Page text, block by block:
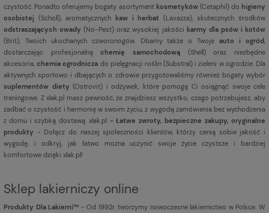
czystość. Ponadto oferujemy bogaty asortyment kosmetyków (Cetaphil) do higieny
osobistej (Scholl), aromatycznych kaw i herbat (Lavazza), skutecznych środków
odstraszających owady(No-Pest) oraz wysokiej jakości karmy dla psów i kotów
(Brit), Twoich ukochanych czworonogów. Dbamy także o Twojeauto i ogród
dostarczając profesjonalnąchemię samochodową (Shell) oraz niezbędne
akcesoria,chemia ogrodnicza do pielęgnacji roślin (Substral) i zieleni w ogrodzie. Dla
aktywnych sportowo i dbających o zdrowie przygotowaliśmy również bogaty wybór
suplementów diety (Ostrovit) i odżywek, które pomogą Ci osiągnąć swoje cele
treningowe. Z xlak.pl masz pewność, że znajdziesz wszystko, czego potrzebujesz, aby
zadbać o czystość i harmonię w swoim życiu, z wygodą zamówienia bez wychodzenia
z domu i szybką dostawą. xlak.pl - Łatwe zwroty, bezpieczne zakupy, oryginalne
produkty - Dołącz do naszej społeczności klientów, którzy cenią sobie jakość i
wygodę, i odkryj, jak łatwo można uczynić swoje życie czystsze i bardziej
komfortowe dzięki xlak.pl!
Sklep lakierniczy online
Produkty Dla Lakierni™ - Od 1992r. tworzymy nowoczesne lakiernictwo w Polsce. W